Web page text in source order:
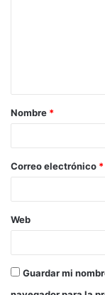
Nombre *
Correo electrónico *
Web
Guardar mi